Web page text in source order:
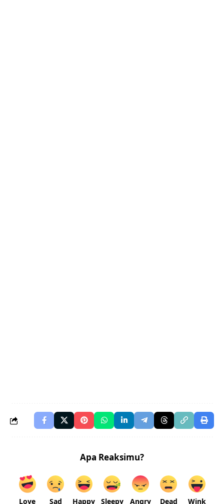
Apa Reaksimu?
Love Sad Happy Sleepy Angry Dead Wink